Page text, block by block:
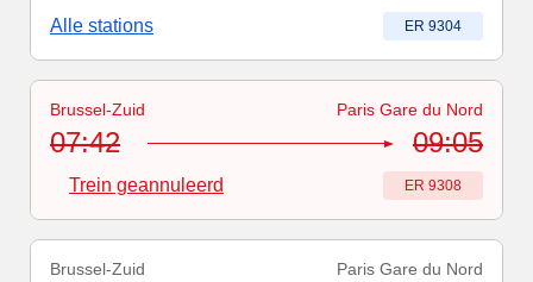
Alle stations Treinnummer
ER 9304
Treinnummer:
ER 9308-Trein geannuleerd
Brussel-Zuid Paris Gare du Nord
07:42 09:05
Trein geannuleerd Treinnummer
ER 9308
Treinnummer:
ER 9310
Brussel-Zuid Paris Gare du Nord